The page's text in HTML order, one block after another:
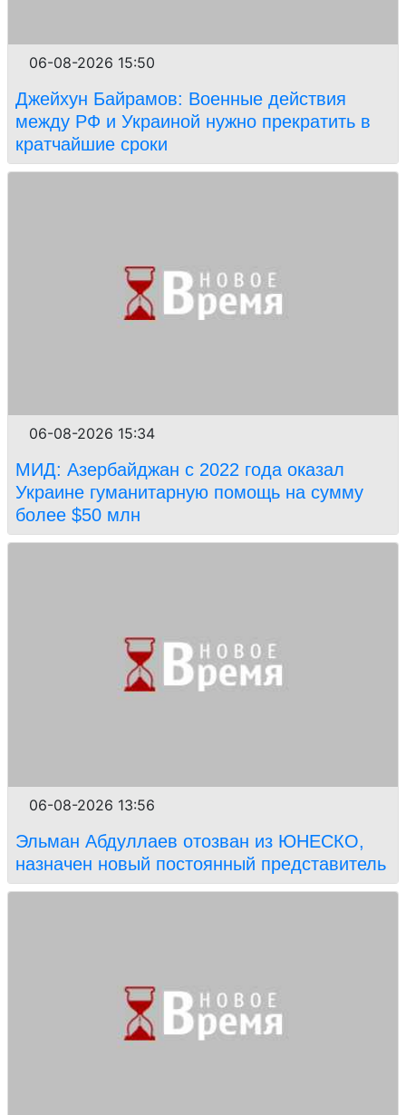
06-08-2026 15:50
Джейхун Байрамов: Военные действия
между РФ и Украиной нужно прекратить в
кратчайшие сроки
06-08-2026 15:34
МИД: Азербайджан с 2022 года оказал
Украине гуманитарную помощь на сумму
более $50 млн
06-08-2026 13:56
Эльман Абдуллаев отозван из ЮНЕСКО,
назначен новый постоянный представитель